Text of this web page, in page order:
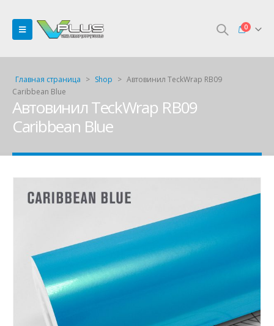
0
Главная страница > Shop > Автовинил TeckWrap RB09
Caribbean Blue
Автовинил TeckWrap RB09
Caribbean Blue